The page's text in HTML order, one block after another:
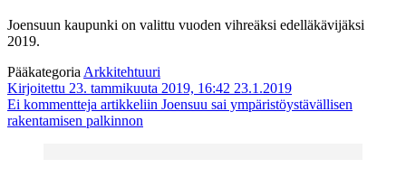
Joensuun kaupunki on valittu vuoden vihreäksi edelläkävijäksi
2019.
Pääkategoria Arkkitehtuuri
Kirjoitettu 23. tammikuuta 2019, 16:42 23.1.2019
Ei kommentteja artikkeliin Joensuu sai ympäristöystävällisen
rakentamisen palkinnon